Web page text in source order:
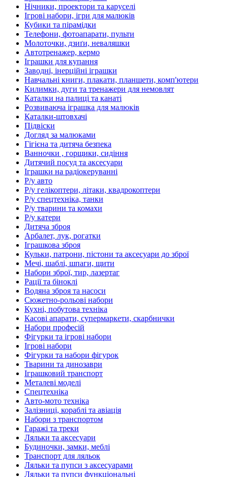
Нічники, проектори та каруселі
Ігрові набори, ігри для малюків
Кубики та пірамідки
Телефони, фотоапарати, пульти
Молоточки, дзиґи, неваляшки
Автотренажер, кермо
Іграшки для купання
Заводні, інерційні іграшки
Навчальні книги, плакати, планшети, комп'ютери
Килимки, дуги та тренажери для немовлят
Каталки на палиці та канаті
Розвиваюча іграшка для малюків
Каталки-штовхачі
Підвіски
Догляд за малюками
Гігієна та дитяча безпека
Ванночки , горщики, сидіння
Дитячий посуд та аксесуари
Іграшки на радіокеруванні
Р/у авто
Р/у гелікоптери, літаки, квадрокоптери
Р/у спецтехніка, танки
Р/у тварини та комахи
Р/у катери
Дитяча зброя
Арбалет, лук, рогатки
Іграшкова зброя
Кульки, патрони, пістони та аксесуари до зброї
Мечі, шаблі, шпаги, щити
Набори зброї, тир, лазертаг
Рації та біноклі
Водяна зброя та насоси
Сюжетно-рольові набори
Кухні, побутова техніка
Касові апарати, супермаркети, скарбнички
Набори професій
Фігурки та ігрові набори
Ігрові набори
Фігурки та набори фігурок
Тварини та динозаври
Іграшковий транспорт
Металеві моделі
Спецтехніка
Авто-мото техніка
Залізниці, кораблі та авіація
Набори з транспортом
Гаражі та треки
Ляльки та аксесуари
Будиночки, замки, меблі
Транспорт для ляльок
Ляльки та пупси з аксесуарами
Ляльки та пупси функціональні